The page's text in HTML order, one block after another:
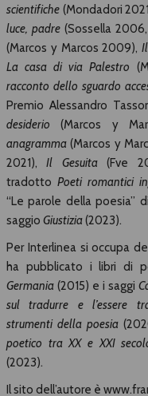
scientifiche (Mondadori
luce, padre(Sossella
(Marcos y Marcos 2009),
La casa di via Palestro
racconto dello sguardo
Premio Alessandro
desiderio (Marcos y
anagramma (Marcos y
2021),Il Gesuita(Fve
tradotto Poeti romantici
“Le parole della poesia”
saggio Giustizia(2023).
Per Interlinea si occupa
ha pubblicato i libri di
Germania (2015) e i saggi
sul tradurre e l’essere
strumenti della poesia
poetico tra XX e XXI
(2023).
Il sito dell’autore è